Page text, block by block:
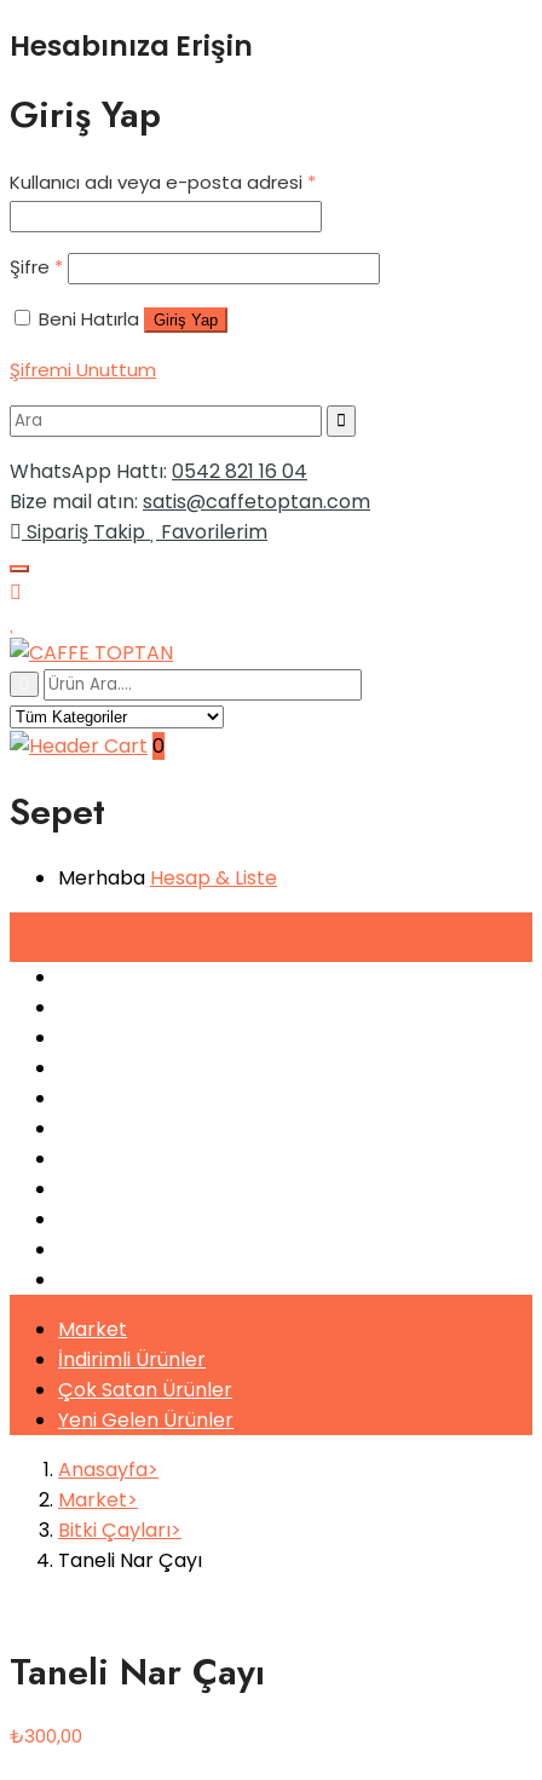
Hesabınıza Erişin
Giriş Yap
Kullanıcı adı veya e-posta adresi *
Şifre *
Beni Hatırla Giriş Yap
Şifremi Unuttum
WhatsApp Hattı: 0542 821 16 04
Bize mail atın: satis@caffetoptan.com
Sipariş Takip
Favorilerim
0
Sepet
Merhaba Hesap & Liste
Market
İndirimli Ürünler
Çok Satan Ürünler
Yeni Gelen Ürünler
Anasayfa
Market
Bitki Çayları
Taneli Nar Çayı
Taneli Nar Çayı
₺300,00